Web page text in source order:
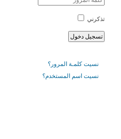
تذكرني
نسيت كلمـة المرور؟
نسيت اسم المستخدم؟